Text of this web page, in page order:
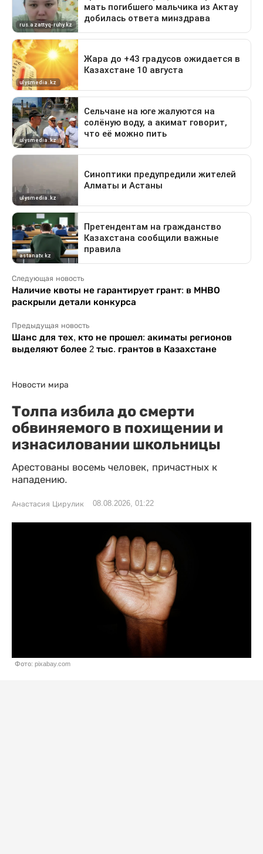
Следующая новость
Наличие квоты не гарантирует грант: в МНВО
раскрыли детали конкурса
Предыдущая новость
Шанс для тех, кто не прошел: акиматы регионов
выделяют более 2 тыс. грантов в Казахстане
Новости мира
Толпа избила до смерти
обвиняемого в похищении и
изнасиловании школьницы
Арестованы восемь человек, причастных к
нападению.
Анастасия Цирулик 08.08.2026, 01:22
Фото: pixabay.com